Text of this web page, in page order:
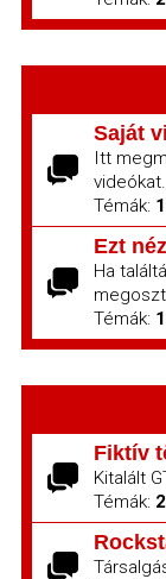
Saját
Itt
videókat.
Témák:
Ezt
Ha
Témák: 1
Fiktív
Kitalált
Témák: